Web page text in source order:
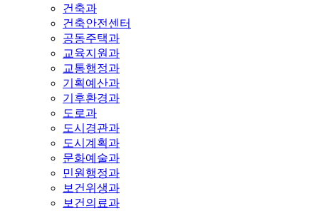
건축과
건축안전센터
공동주택과
교육지원과
교통행정과
기획예산과
기후환경과
도로과
도시경관과
도시계획과
문화예술과
민원행정과
보건위생과
보건의료과